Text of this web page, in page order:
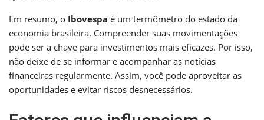
Em resumo, o Ibovespa é um termômetro do estado da
economia brasileira. Compreender suas movimentações
pode ser a chave para investimentos mais eficazes. Por isso,
não deixe de se informar e acompanhar as notícias
financeiras regularmente. Assim, você pode aproveitar as
oportunidades e evitar riscos desnecessários.